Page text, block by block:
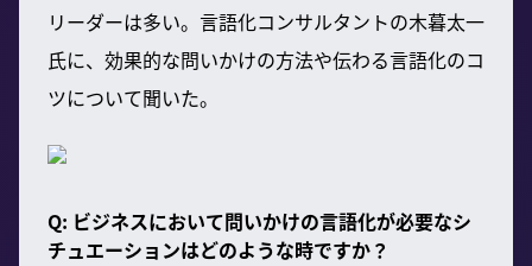
リーダーは多い。言語化コンサルタントの木暮太一
氏に、効果的な問いかけの方法や伝わる言語化のコ
ツについて聞いた。
Q: ビジネスにおいて問いかけの言語化が必要なシ
チュエーションはどのような時ですか？